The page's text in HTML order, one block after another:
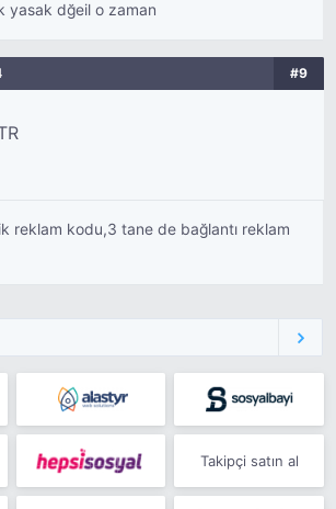
yasak dğeil o zaman
#9
reklam kodu,3 tane de bağlantı reklam
Takipçi satın al